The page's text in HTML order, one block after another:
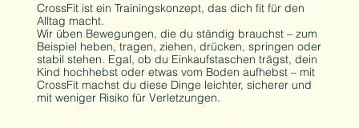
CrossFit ist ein Trainingskonzept, das dich fit für den
Alltag macht.
Wir üben Bewegungen, die du ständig brauchst – zum
Beispiel heben, tragen, ziehen, drücken, springen oder
stabil stehen. Egal, ob du Einkaufstaschen trägst, dein
Kind hochhebst oder etwas vom Boden aufhebst – mit
CrossFit machst du diese Dinge leichter, sicherer und
mit weniger Risiko für Verletzungen.